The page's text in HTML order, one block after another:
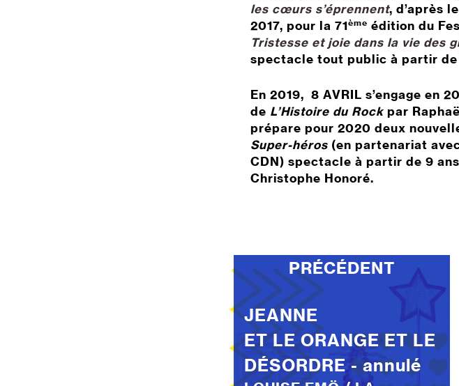
les cœurs s’éprennent, d’après
2017, pour la 71ème édition du
Tristesse et joie dans la vie des
spectacle tout public à partir de
En 2019, 8 AVRIL s’engage en
de L’Histoire du Rockpar
prépare pour 2020 deux
Super-héros (en partenariat
CDN) spectacle à partir de 9
Christophe Honoré.
PRÉCÉDENT
JEANNE
ET LE ORANGE ET LE
DÉSORDRE - annulé